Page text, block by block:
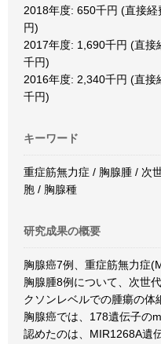
2018年度: 650千円 (直接
円)
2017年度: 1,690千円 (直
千円)
2016年度: 2,340千円 (直
千円)
キーワード
重症筋無力症 / 胸腺腫 / 次
胞 / 胸腺種
研究成果の概要
胸腺癌7例、重症筋無力症
胸腺腫8例について、次世
クソンレベルでの腫瘍の体
胸腺癌では、178遺伝子の
認めたのは、MIR1268A遺